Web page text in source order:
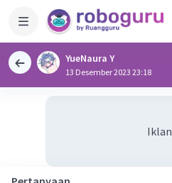
YueNaura Y
13 Desember 2023 23:18
Iklan